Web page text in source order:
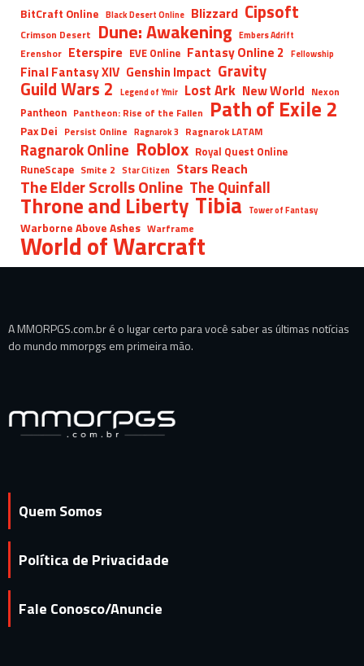
BitCraft Online Black Desert Online Blizzard Cipsoft
Crimson Desert Dune: Awakening Embers Adrift
Erenshor Eterspire EVE Online Fantasy Online 2 Fellowship
Final Fantasy XIV Genshin Impact Gravity
Guild Wars 2 Legend of Ymir Lost Ark New World Nexon
Pantheon Pantheon: Rise of the Fallen Path of Exile 2
Pax Dei Persist Online Ragnarok 3 Ragnarok LATAM
Ragnarok Online Roblox Royal Quest Online
RuneScape Smite 2 Star Citizen Stars Reach
The Elder Scrolls Online The Quinfall
Throne and Liberty Tibia Tower of Fantasy
Warborne Above Ashes Warframe
World of Warcraft
A MMORPGS.com.br é o lugar certo para você saber as últimas notícias
do mundo mmorpgs em primeira mão.
Quem Somos
Política de Privacidade
Fale Conosco/Anuncie